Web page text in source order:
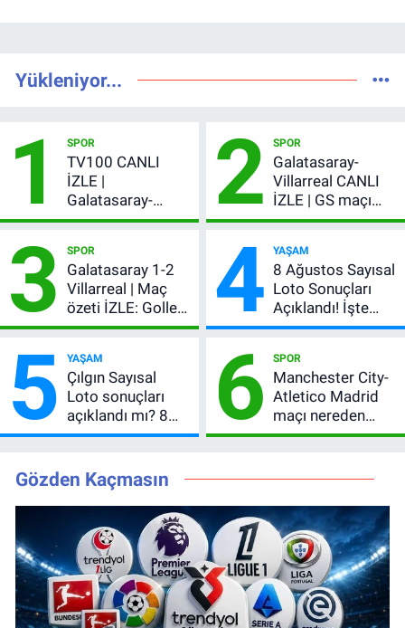
Yükleniyor...
1 SPOR
TV100 CANLI
İZLE |
Galatasaray-
Villarreal maçı
şifresiz canlı yayın
2 SPOR
Galatasaray-
Villarreal CANLI
İZLE | GS maçı
hangi kanalda,
3 SPOR
Galatasaray 1-2
Villarreal | Maç
özeti İZLE: Goller
peş peşe geldi,
kırmızı kart gördü!
4 YAŞAM
8 Ağustos Sayısal
Loto Sonuçları
Açıklandı! İşte
Kazandıran 6
5 YAŞAM
Çılgın Sayısal
Loto sonuçları
açıklandı mı? 8
Ağustos 2026
numaralar
6 SPOR
Manchester City-
Atletico Madrid
maçı nereden
izlenir?
Gözden Kaçmasın